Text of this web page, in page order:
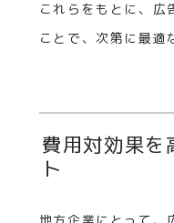
これらをもとに、広
ことで、次第に最適
費用対効果を
ト
地方企業にとって、